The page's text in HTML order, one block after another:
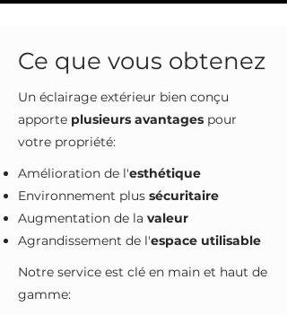
Ce que vous obtenez
Un éclairage extérieur bien conçu
apporte plusieurs avantages pour
votre propriété:
Amélioration de l'esthétique
Environnement plus sécuritaire
Augmentation de la valeur
Agrandissement de l'espace utilisable
Notre service est clé en main et haut de
gamme: